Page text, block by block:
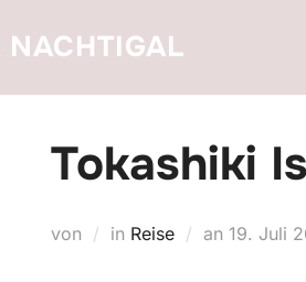
Tokashiki
von in Reise an 19. Juli